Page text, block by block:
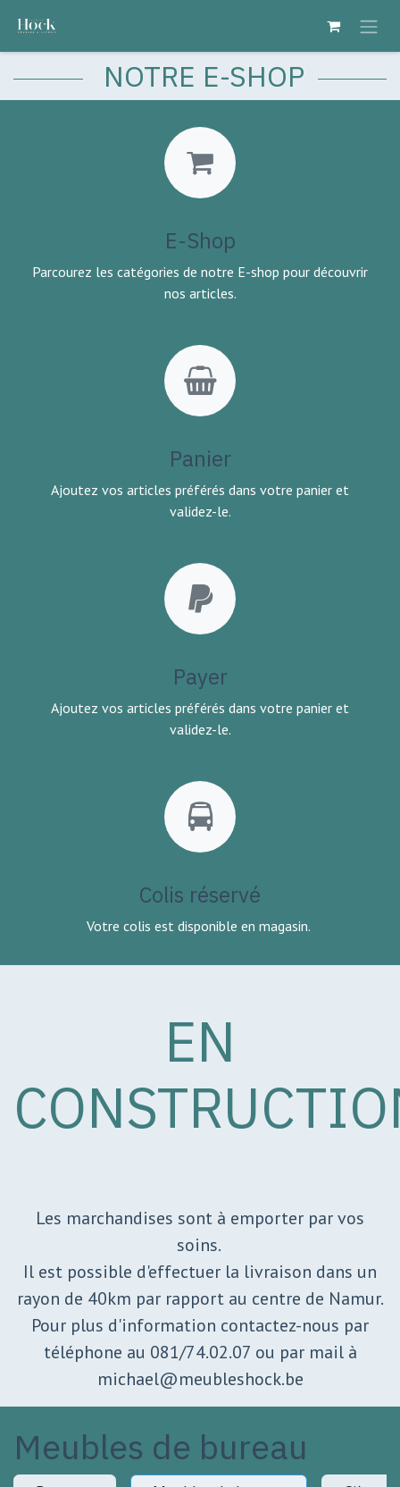
NOTRE E-SHOP
E-Shop
Parcourez les catégories de notre E-shop pour découvrir
nos articles.
Panier
Ajoutez vos articles préférés dans votre panier et
validez-le.
Payer
Ajoutez vos articles préférés dans votre panier et
validez-le.
Colis réservé
Votre colis est disponible en magasin.
EN
Les marchandises sont à emporter par vos
soins.
Il est possible d'effectuer la livraison dans un
rayon de 40km par rapport au centre de Namur.
Pour plus d'information contactez-nous par
téléphone au 081/74.02.07 ou par mail à
michael@meubleshock.be
Meubles de bureau